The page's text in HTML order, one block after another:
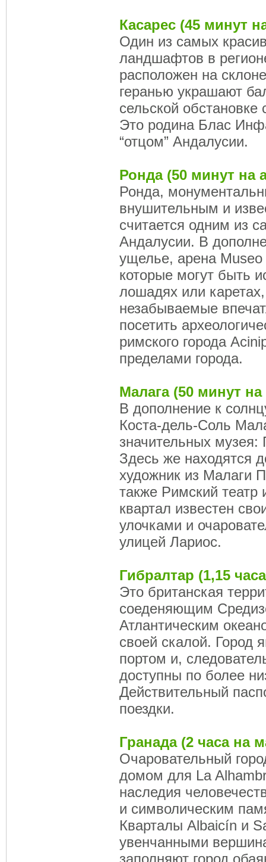
Касарес (45 минут
Один из самых
ландшафтов в
расположен на
геранью украшают
сельской
Это родина Блас
“отцом” Андалусии.
Ронда (50 минут на
Ронда,
внушительным и
считается одним из
Андалусии. В
ущелье, аренa Museo
которые могут быть
лошадях или
незабываемые
посетить
римского города
пределами города.
Малага (50 минут
В дополнение к
Коста-дель-Соль
значительных музея:
Здесь же находятся
художник из Малаги
также Римский
квартал известен
улочками и
улицей Лариос.
Гибралтар (1,15
Это британская
соеденяющим
Атлантическим
своей скалой. Город
портом и,
доступны по более
Действительный
поездки.
Гранада (2 часа на
Очаровательный
домом для La
наследия
и символическим
Кварталы Albaicín и
увенчанными